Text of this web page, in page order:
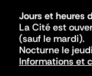
Jours et heures
La Cité est
(sauf le mardi).
Nocturne le
Informations et